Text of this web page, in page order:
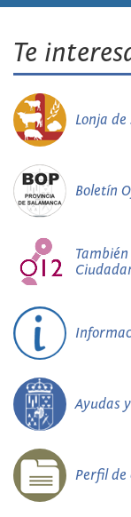
Te
Lonja
Boletín
Ayudas
Perfil